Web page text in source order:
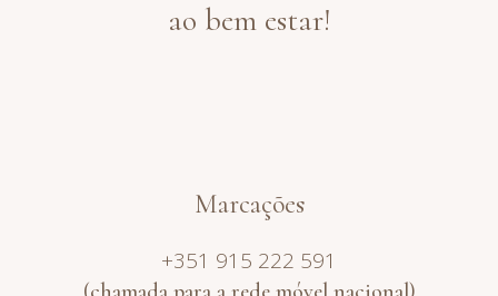
ao bem estar!
Marcações
+351 915 222 591